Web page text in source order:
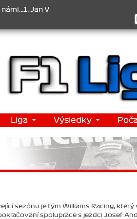
Jan Veselý , 2. Jan Nováček , 3.
Liga Výsledky
sezónu je tým Williams Racing, který
spolupráce s jezdci Josef